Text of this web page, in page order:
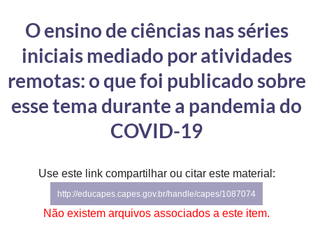
Controladoria-Geral da União
Ministério da Mulher, da Família e dos Direitos Humanos
Advocacia-Geral da União
Banco Central do Brasil
O ensino de ciências nas séries
iniciais mediado por atividades
remotas: o que foi publicado sobre
esse tema durante a pandemia do
COVID-19
Use este link compartilhar ou citar este material:
http://educapes.capes.gov.br/handle/capes/1087074
Não existem arquivos associados a este item.